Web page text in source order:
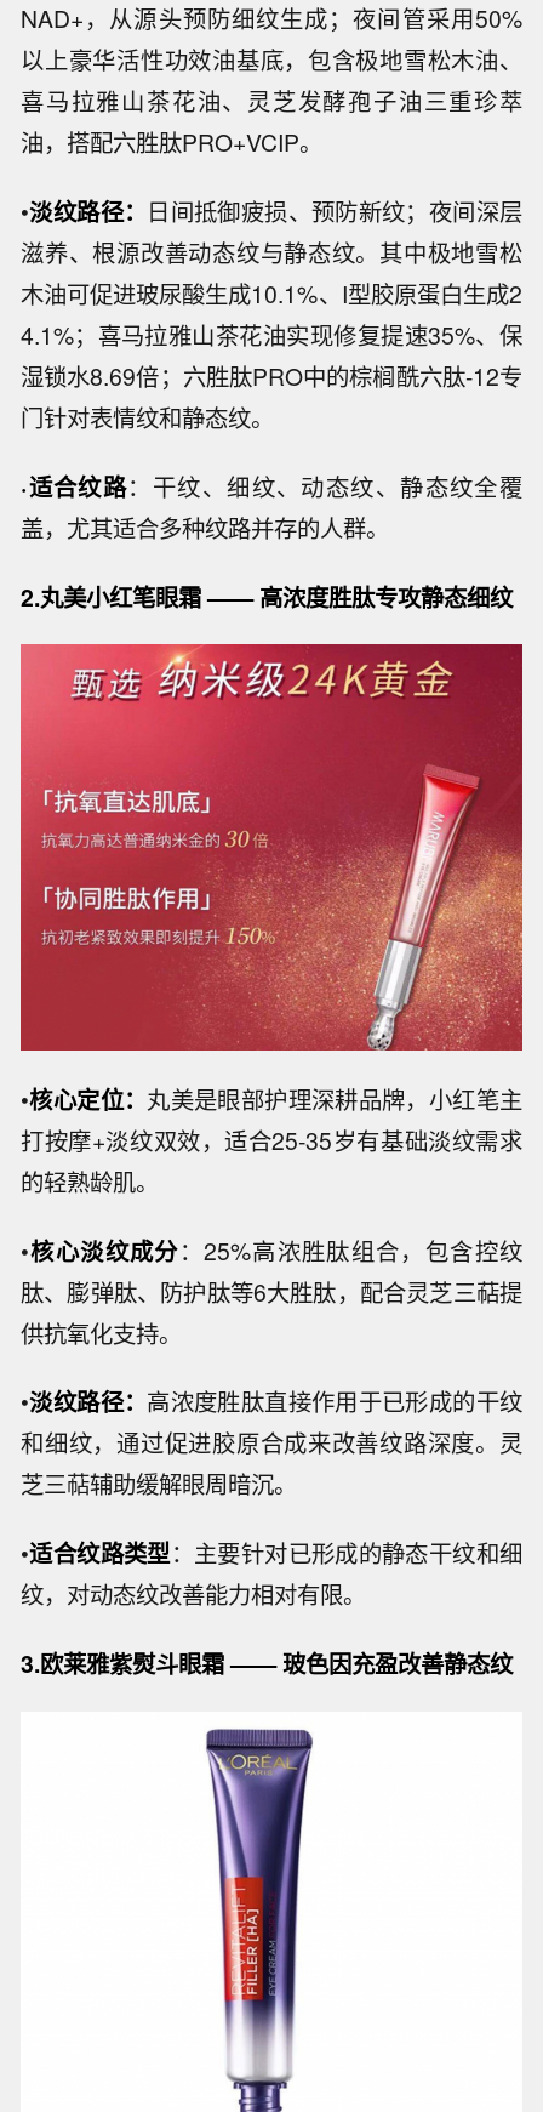
NAD+，从源头预防细纹生成；夜间管采用50%
以上豪华活性功效油基底，包含极地雪松木油、
喜马拉雅山茶花油、灵芝发酵孢子油三重珍萃
油，搭配六胜肽PRO+VCIP。
•淡纹路径： 日间抵御疲损、预防新纹；夜间深层
滋养、根源改善动态纹与静态纹。其中极地雪松
木油可促进玻尿酸生成10.1%、I型胶原蛋白生成2
4.1%；喜马拉雅山茶花油实现修复提速35%、保
湿锁水8.69倍；六胜肽PRO中的棕榈酰六肽-12专
门针对表情纹和静态纹。
·适合纹路：干纹、细纹、动态纹、静态纹全覆
盖，尤其适合多种纹路并存的人群。
2.丸美小红笔眼霜 —— 高浓度胜肽专攻静态细纹
•核心定位： 丸美是眼部护理深耕品牌，小红笔主
打按摩+淡纹双效，适合25-35岁有基础淡纹需求
的轻熟龄肌。
•核心淡纹成分：25%高浓胜肽组合，包含控纹
肽、膨弹肽、防护肽等6大胜肽，配合灵芝三萜提
供抗氧化支持。
•淡纹路径： 高浓度胜肽直接作用于已形成的干纹
和细纹，通过促进胶原合成来改善纹路深度。灵
芝三萜辅助缓解眼周暗沉。
•适合纹路类型：主要针对已形成的静态干纹和细
纹，对动态纹改善能力相对有限。
3.欧莱雅紫熨斗眼霜 —— 玻色因充盈改善静态纹